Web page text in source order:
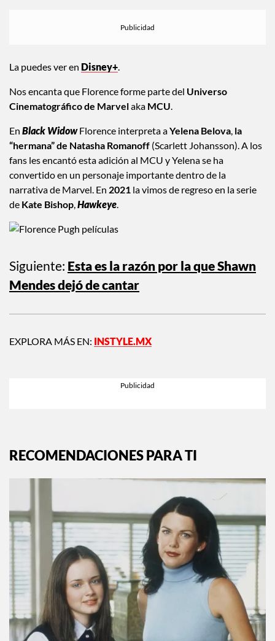
La puedes ver en Disney+
Nos encanta que Florence forme parte del Universo
Cinematográfico de Marvelaka MCU
En Black WidowFlorence interpreta aYelena Belova la
“hermana” de Natasha Romanoff (Scarlett Johansson). A los
fans les encantó esta adición al MCU y Yelena se ha
convertido en un personaje importante dentro de la
narrativa de Marvel. En 2021 la vimos de regreso en la serie
de Kate Bishop Hawkeye
Siguiente: Esta es la razón por la que Shawn
Mendes dejó de cantar
EXPLORA MÁS EN: INSTYLE.MX
RECOMENDACIONES PARA TI